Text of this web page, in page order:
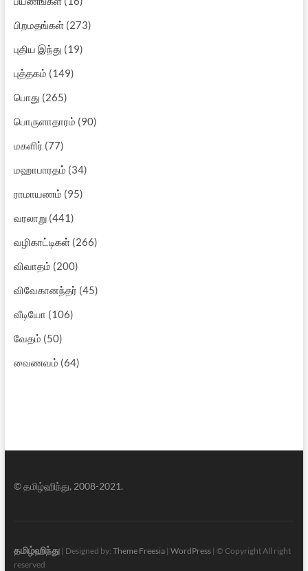
பிறமதங்கள்(273)
புதிய இந்து (19)
புத்தகம் (149)
பொது (265)
பொருளாதாரம் (90)
மகளிர் (77)
மஹாபாரதம் (34)
ராமாயணம் (95)
வரலாறு(441)
வழிகாட்டிகள்(266)
விவாதம் (200)
விவேகானந்தர் (45)
வீடியோ (106)
வேதம் (50)
வைணவம் (64)
© தமிழ்ஹிந்து, 2008-2021.
தமிழ்ஹிந்து| Designed by: Theme Freesia| WordPress| © Copyright All right
reserved